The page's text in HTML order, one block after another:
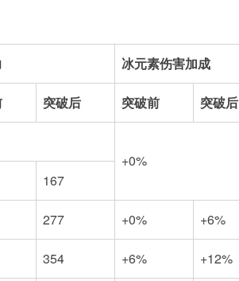
冰元素伤害加成
突破后 突破前 突破后
+0%
167
277 +0% +6%
354 +6% +12%